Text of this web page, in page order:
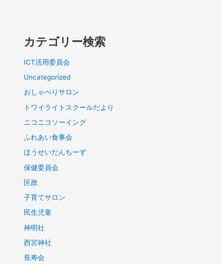
カテゴリー検索
ICT活用委員会
Uncategorized
おしゃべりサロン
トワイライトスクールだより
ニコニコソーイング
ふれあい食事会
ほうせいだんちーず
保健委員会
区政
子育てサロン
民生児童
神明社
西宮神社
長寿会